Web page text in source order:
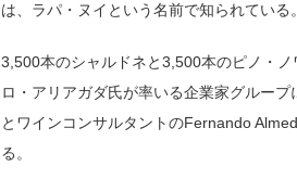
は、ラパ・ヌイという名前で知られている。
3,500本のシャルドネと3,500本のピノ・
ロ・アリアガダ氏が率いる企業家グルー
とワインコンサルタントのFernando
る。